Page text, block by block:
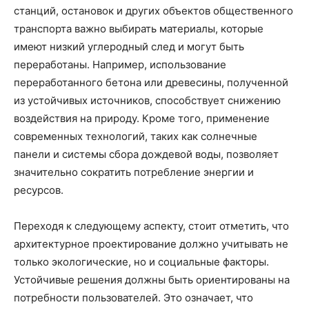
станций, остановок и других объектов общественного
транспорта важно выбирать материалы, которые
имеют низкий углеродный след и могут быть
переработаны. Например, использование
переработанного бетона или древесины, полученной
из устойчивых источников, способствует снижению
воздействия на природу. Кроме того, применение
современных технологий, таких как солнечные
панели и системы сбора дождевой воды, позволяет
значительно сократить потребление энергии и
ресурсов.
Переходя к следующему аспекту, стоит отметить, что
архитектурное проектирование должно учитывать не
только экологические, но и социальные факторы.
Устойчивые решения должны быть ориентированы на
потребности пользователей. Это означает, что